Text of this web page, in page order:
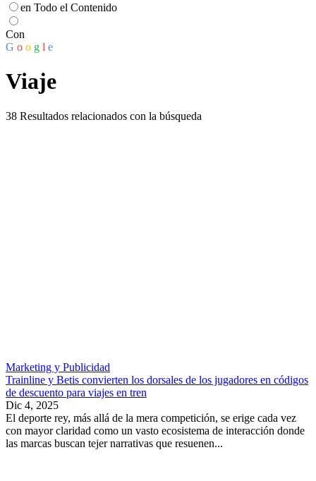
en Todo el Contenido
Con
G o o g l e
Viaje
38 Resultados relacionados con la búsqueda
Marketing y Publicidad
Trainline y Betis convierten los dorsales de los jugadores en códigos
de descuento para viajes en tren
Dic 4, 2025
El deporte rey, más allá de la mera competición, se erige cada vez
con mayor claridad como un vasto ecosistema de interacción donde
las marcas buscan tejer narrativas que resuenen...